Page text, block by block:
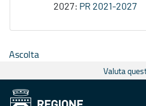
2027: PR 2021-2027
Ascolta
Valuta